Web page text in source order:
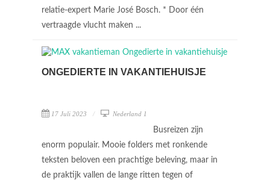
relatie-expert Marie José Bosch. * Door één
vertraagde vlucht maken ...
ONGEDIERTE IN VAKANTIEHUISJE
17 Juli 2023 Nederland 1
Busreizen zijn
enorm populair. Mooie folders met ronkende
teksten beloven een prachtige beleving, maar in
de praktijk vallen de lange ritten tegen of